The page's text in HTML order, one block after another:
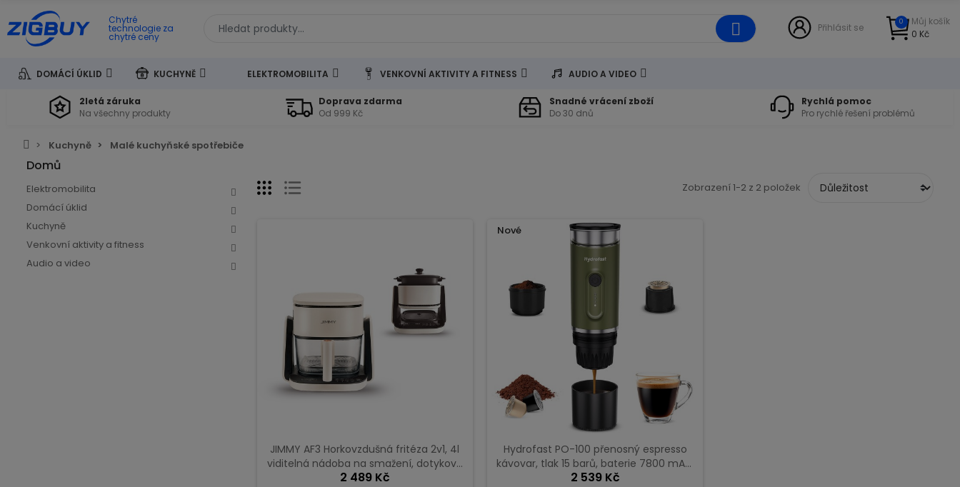
Chytré
technologie za
chytré ceny
Přihlásit se 0
Můj košík
0 Kč
DOMÁCÍ ÚKLID KUCHYNĚ ELEKTROMOBILITA VENKOVNÍ AKTIVITY A FITNESS AUDIO A VIDEO
2letá záruka
Na všechny produkty
Doprava zdarma
Od 999 Kč
Snadné vrácení zboží
Do 30 dnů
Rychlá pomoc
Pro rychlé řešení problémů
Kuchyně Malé kuchyňské spotřebiče
Domů
Elektromobilita
Domácí úklid
Kuchyně
Venkovní aktivity a fitness
Audio a video
Zobrazení 1-2 z 2 položek
JIMMY AF3 Horkovzdušná fritéza 2v1, 4l
viditelná nádoba na smažení, dotykový
displej – béžová
2 489 Kč
Nové
Hydrofast PO-100 přenosný espresso
kávovar, tlak 15 barů, baterie 7800 mAh,
2v1 pro kapsle i mletou kávu
2 539 Kč